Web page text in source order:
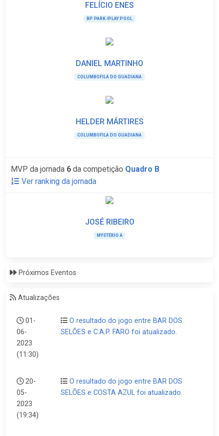
FELÍCIO ENES
BP PARK /PLAY POOL
DANIEL MARTINHO
COLUMBOFILA DO GUADIANA
HELDER MÁRTIRES
COLUMBOFILA DO GUADIANA
MVP da jornada 6 da competição Quadro B
Ver ranking da jornada
JOSÉ RIBEIRO
MYSTÉRIO A
Próximos Eventos
Atualizações
01-
06-
2023
(11:30)
O resultado do jogo entre BAR DOS
SELÕES e C.A.P. FARO foi atualizado.
20-
05-
2023
(19:34)
O resultado do jogo entre BAR DOS
SELÕES e COSTA AZUL foi atualizado.